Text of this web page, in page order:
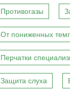
Противогазы
От пониженных
Перчатки
Защита слуха